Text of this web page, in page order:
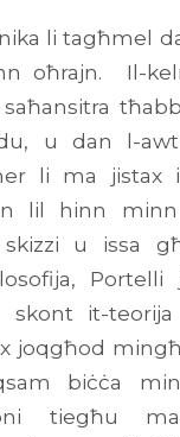
li tagħmel
oħrajn. Il-
u dan l-
li ma jistax
lil hinn
u issa
Portelli
skont it-
joqgħod
biċċa
tiegħu